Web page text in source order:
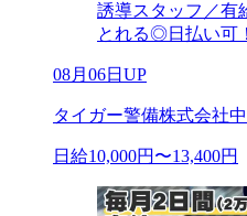
誘導スタッフ／有
とれる◎日払い可
08月06日UP
タイガー警備株式会社中
日給10,000円〜13,400円